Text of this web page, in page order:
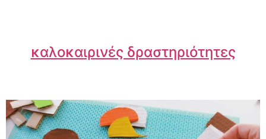
καλοκαιρινές δραστηριότητες